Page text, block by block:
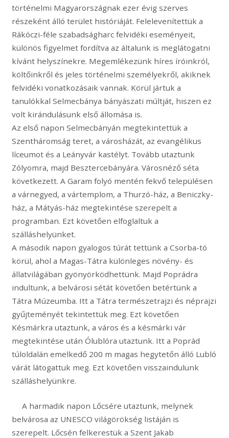
történelmi Magyarországnak ezer évig szerves
részeként álló terület históriáját. Felelevenítettük a
Rákóczi-féle szabadságharc felvidéki eseményeit,
különös figyelmet fordítva az általunk is meglátogatni
kívánt helyszínekre. Megemlékezünk híres íróinkról,
költőinkről és jeles történelmi személyekről, akiknek
felvidéki vonatkozásaik vannak. Körül jártuk a
tanulókkal Selmecbánya bányászati múltját, hiszen ez
volt kirándulásunk első állomása is.
Az első napon Selmecbányán megtekintettük a
Szentháromság teret, a városházát, az evangélikus
líceumot és a Leányvár kastélyt. Tovább utaztunk
Zólyomra, majd Besztercebányára. Városnéző séta
következett. A Garam folyó mentén fekvő településen
a várnegyed, a vártemplom, a Thurzó-ház, a Beniczky-
ház, a Mátyás-ház megtekintése szerepelt a
programban. Ezt követően elfoglaltuk a
szálláshelyünket.
A második napon gyalogos túrát tettünk a Csorba-tó
körül, ahol a Magas-Tátra különleges növény- és
állatvilágában gyönyörködhettünk. Majd Poprádra
indultunk, a belvárosi sétát követően betértünk a
Tátra Múzeumba. Itt a Tátra természetrajzi és néprajzi
gyűjteményét tekintettük meg. Ezt követően
Késmárkra utaztunk, a város és a késmárki vár
megtekintése után Ólublóra utaztunk. Itt a Poprád
túloldalán emelkedő 200 m magas hegytetőn álló Lubló
várát látogattuk meg. Ezt követően visszaindulunk
szálláshelyünkre.
A harmadik napon Lőcsére utaztunk, melynek
belvárosa az UNESCO világörökség listáján is
szerepelt. Lőcsén felkerestük a Szent Jakab